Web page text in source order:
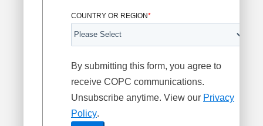
COUNTRY OR REGION*
By submitting this form, you agree to
receive COPC communications.
Unsubscribe anytime. View our Privacy
Policy.